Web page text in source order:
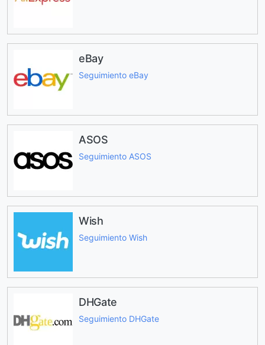
eBay
Seguimiento eBay
ASOS
Seguimiento ASOS
Wish
Seguimiento Wish
DHGate
Seguimiento DHGate